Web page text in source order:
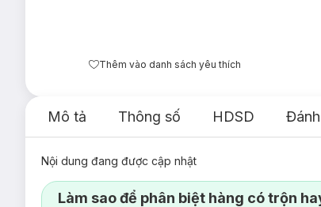
Thêm vào danh sách yêu thích
Mô tả Thông số HDSD
Nội dung đang được cập nhật
Làm sao để phân biệt hàng có trộn